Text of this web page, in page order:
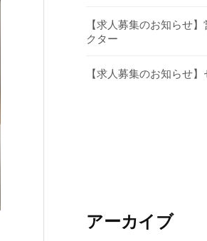
【求人募集のお知らせ
クター
【求人募集のお知らせ
アーカイブ